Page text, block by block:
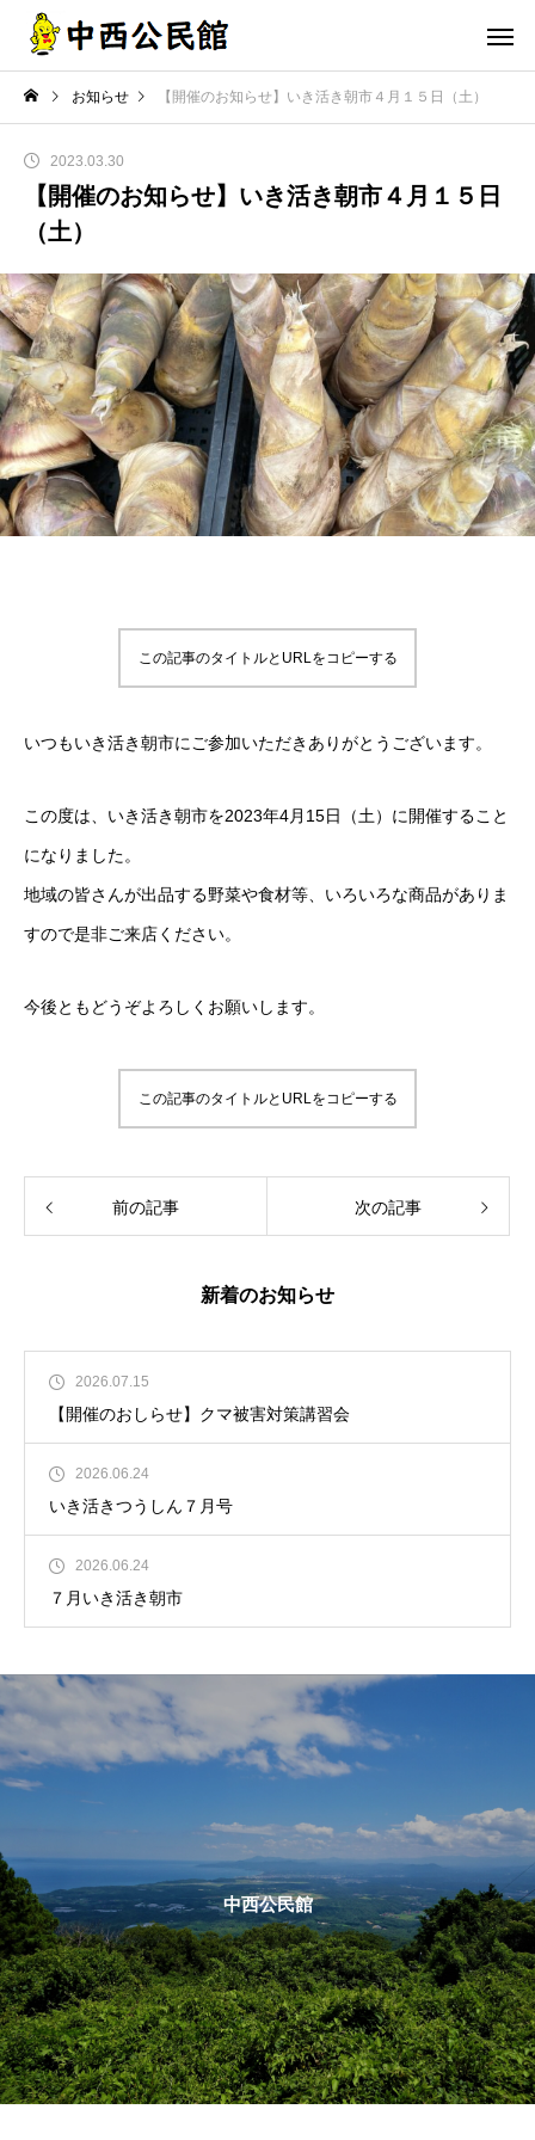
お知らせ 【開催のお知らせ】いき活き朝市４月１５日（土）
【開催のお知らせ】いき活き朝市４月１５日
（土）
2023.03.30
この記事のタイトルとURLをコピーする
いつもいき活き朝市にご参加いただきありがとうございます。
この度は、いき活き朝市を2023年4月15日（土）に開催すること
になりました。
地域の皆さんが出品する野菜や食材等、いろいろな商品がありま
すので是非ご来店ください。
今後ともどうぞよろしくお願いします。
この記事のタイトルとURLをコピーする
前の記事 次の記事
新着のお知らせ
2026.07.15
【開催のおしらせ】クマ被害対策講習会
2026.06.24
いき活きつうしん７月号
2026.06.24
７月いき活き朝市
中西公民館